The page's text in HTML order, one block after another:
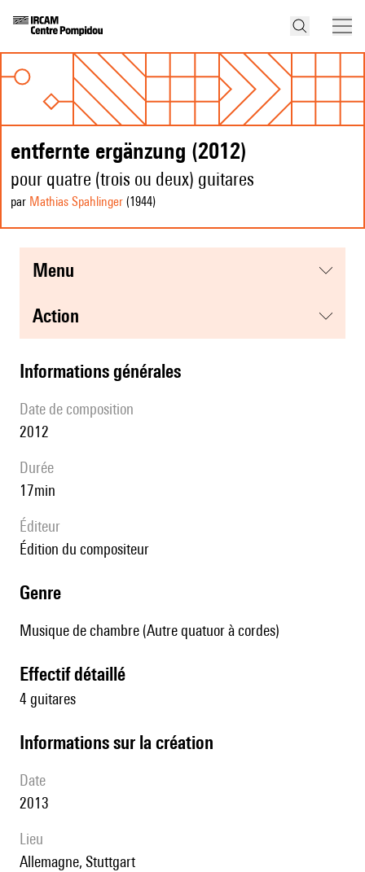
entfernte ergänzung (2012)
pour quatre (trois ou deux) guitares
par Mathias Spahlinger (1944)
menu
action
informations générales
date de composition
2012
durée
17min
éditeur
édition du compositeur
genre
Musique de chambre (Autre quatuor à cordes)
effectif détaillé
4 guitares
informations sur la création
date
2013
lieu
Allemagne, Stuttgart